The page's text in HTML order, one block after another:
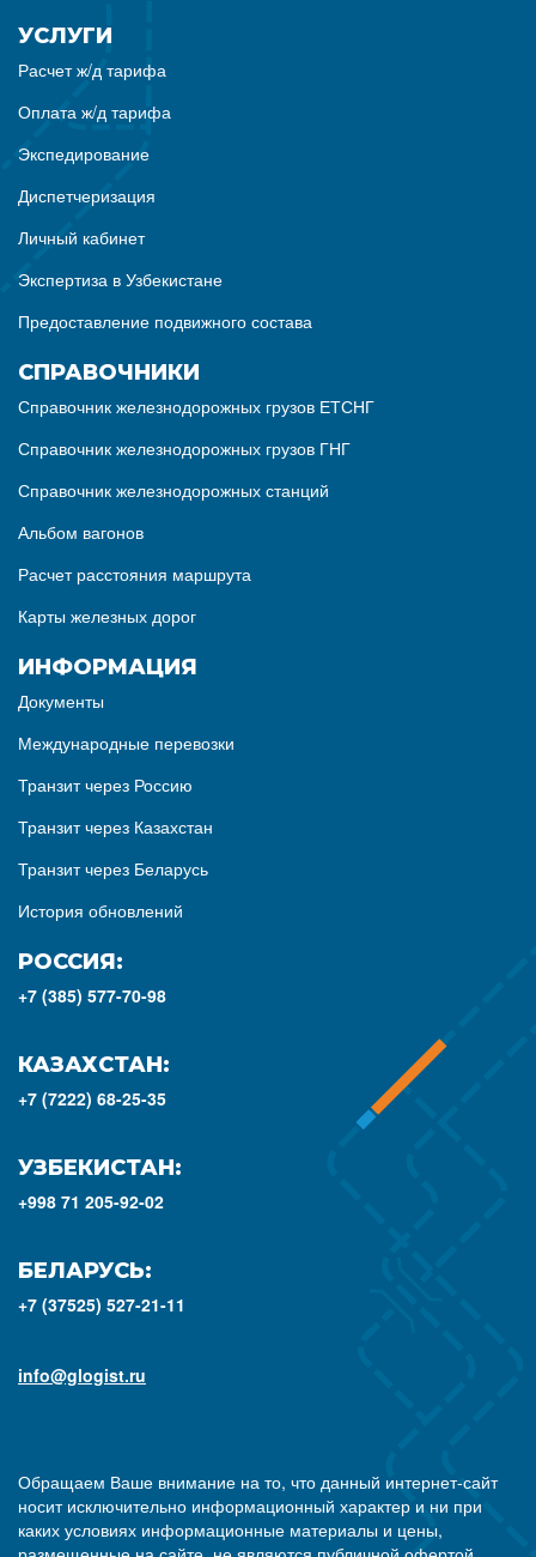
УСЛУГИ
Расчет ж/д тарифа
Оплата ж/д тарифа
Экспедирование
Диспетчеризация
Личный кабинет
Экспертиза в Узбекистане
Предоставление подвижного состава
СПРАВОЧНИКИ
Справочник железнодорожных грузов ЕТСНГ
Справочник железнодорожных грузов ГНГ
Справочник железнодорожных станций
Альбом вагонов
Расчет расстояния маршрута
Карты железных дорог
ИНФОРМАЦИЯ
Документы
Международные перевозки
Транзит через Россию
Транзит через Казахстан
Транзит через Беларусь
История обновлений
РОССИЯ:
+7 (385) 577-70-98
КАЗАХСТАН:
+7 (7222) 68-25-35
УЗБЕКИСТАН:
+998 71 205-92-02
БЕЛАРУСЬ:
+7 (37525) 527-21-11
info@glogist.ru
Обращаем Ваше внимание на то, что данный интернет-сайт
носит исключительно информационный характер и ни при
каких условиях информационные материалы и цены,